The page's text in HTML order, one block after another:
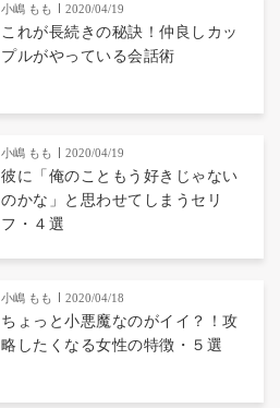
小嶋 もも 2020/04/19
これが長続きの秘訣！仲良しカッ
プルがやっている会話術
小嶋 もも 2020/04/19
彼に「俺のこともう好きじゃない
のかな」と思わせてしまうセリ
フ・４選
小嶋 もも 2020/04/18
ちょっと小悪魔なのがイイ？！攻
略したくなる女性の特徴・５選